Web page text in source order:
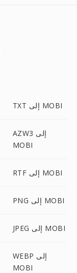
TXT إلى MOBI
AZW3 إلى
MOBI
RTF إلى MOBI
PNG إلى MOBI
JPEG إلى MOBI
WEBP إلى
MOBI